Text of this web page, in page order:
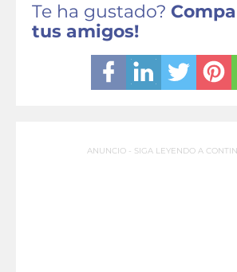
Te ha gustado?
tus amigos!
ANUNCIO - SIGA LEYENDO A